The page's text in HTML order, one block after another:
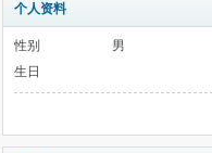
个人资料
性别
男
生日